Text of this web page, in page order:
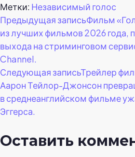
Метки: Независимый голос
Навигация
по
записям
Предыдущая записьФильм
из лучших фильмов 2026 года,
выхода на стриминговом
Channel.
Следующая записьТрейлер
Аарон Тейлор-Джонсон
в среднеанглийском фильме
Эггерса.
Оставить